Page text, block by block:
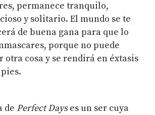
permanece tranquilo,
y solitario. El mundo se te
de buena gana para que lo
porque no puede
otra cosa y se rendirá en éxtasis
de Perfect Dayses un ser cuya